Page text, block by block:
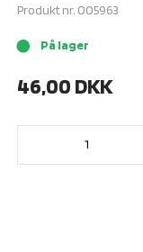
Produkt nr. 005963
brightness_1 På lager
46,00 DKK